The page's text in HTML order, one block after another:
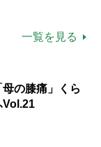
一覧を見る
の膝痛」くら
Vol.21